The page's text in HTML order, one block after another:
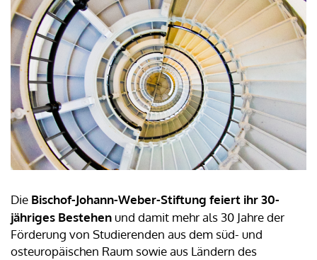
Die Bischof-Johann-Weber-Stiftung feiert ihr 30-
jähriges Bestehenund damit mehr als 30 Jahre der
Förderung von Studierenden aus dem süd- und
osteuropäischen Raum sowie aus Ländern des